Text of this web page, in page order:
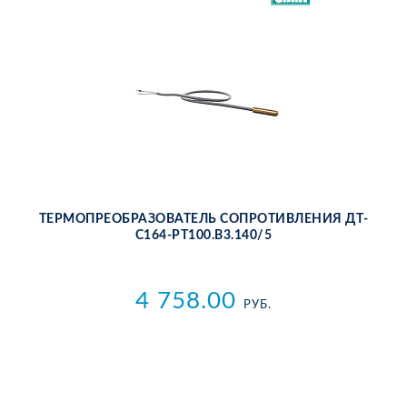
ТЕР­МО­ПРЕ­ОБ­РА­ЗО­ВА­ТЕЛЬ СО­ПРО­ТИВ­ЛЕ­НИЯ ДТ­
С164-РТ100.В3.140/5
4 758.00 РУБ.